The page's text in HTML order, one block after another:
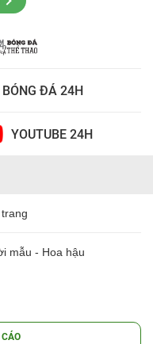
BÓNG ĐÁ 24H
YOUTUBE 24H
mẫu - Hoa hậu
CÁO